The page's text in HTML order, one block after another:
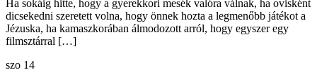
Ha sokáig hitte, hogy a gyerekkori mesék valóra válnak, ha ovisként
dicsekedni szeretett volna, hogy önnek hozta a legmenőbb játékot a
Jézuska, ha kamaszkorában álmodozott arról, hogy egyszer egy
filmsztárral […]
szo 14